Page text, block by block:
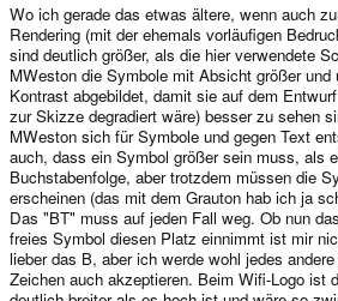
Wo ich gerade das etwas ältere, wenn auch
Rendering (mit der ehemals vorläufigen
sind deutlich größer, als die hier verwendete
MWeston die Symbole mit Absicht größer und
Kontrast abgebildet, damit sie auf dem
zur Skizze degradiert wäre) besser zu sehen
MWeston sich für Symbole und gegen Text
auch, dass ein Symbol größer sein muss, als
Buchstabenfolge, aber trotzdem müssen die
erscheinen (das mit dem Grauton hab ich ja
Das "BT" muss auf jeden Fall weg. Ob nun
freies Symbol diesen Platz einnimmt ist mir
lieber das B, aber ich werde wohl jedes
Zeichen auch akzeptieren. Beim Wifi-Logo ist